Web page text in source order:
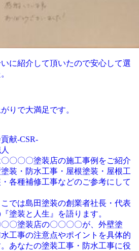
に紹介して頂いたので安心して選
りで大満足です。
献-CSR-
〇〇〇塗装店の施工事例をご紹介
装・防水工事・屋根塗装・屋根工
各種補修工事などのご参考にして
こでは島田塗装の創業者社長・代表
塗装と人生』を語ります。
〇塗装店の〇〇〇〇が、外壁塗
工事の注意点やポイントを具体的
あなたの塗装工事・防水工事に役